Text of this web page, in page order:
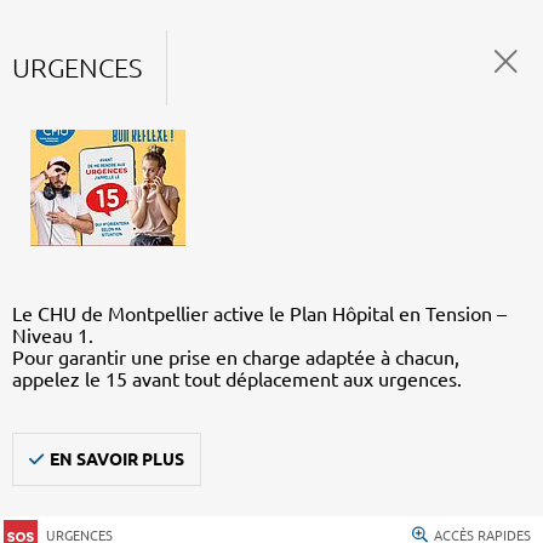
URGENCES
Le CHU de Montpellier active le Plan Hôpital en Tension –
Niveau 1.
Pour garantir une prise en charge adaptée à chacun,
appelez le 15 avant tout déplacement aux urgences.
EN SAVOIR PLUS
URGENCES ACCÈS RAPIDES